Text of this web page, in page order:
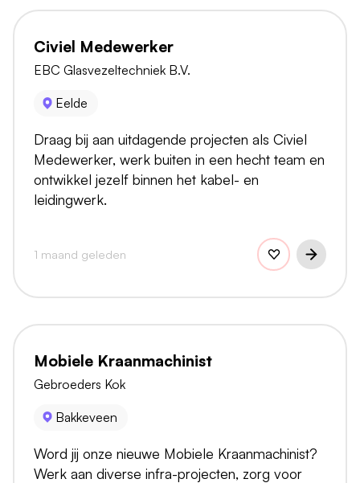
Civiel Medewerker
EBC Glasvezeltechniek B.V.
Eelde
Draag bij aan uitdagende projecten als Civiel
Medewerker, werk buiten in een hecht team en
ontwikkel jezelf binnen het kabel- en
leidingwerk.
1 maand geleden
Mobiele Kraanmachinist
Gebroeders Kok
Bakkeveen
Word jij onze nieuwe Mobiele Kraanmachinist?
Werk aan diverse infra-projecten, zorg voor